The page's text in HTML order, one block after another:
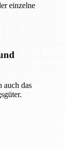
einzelne
auch das